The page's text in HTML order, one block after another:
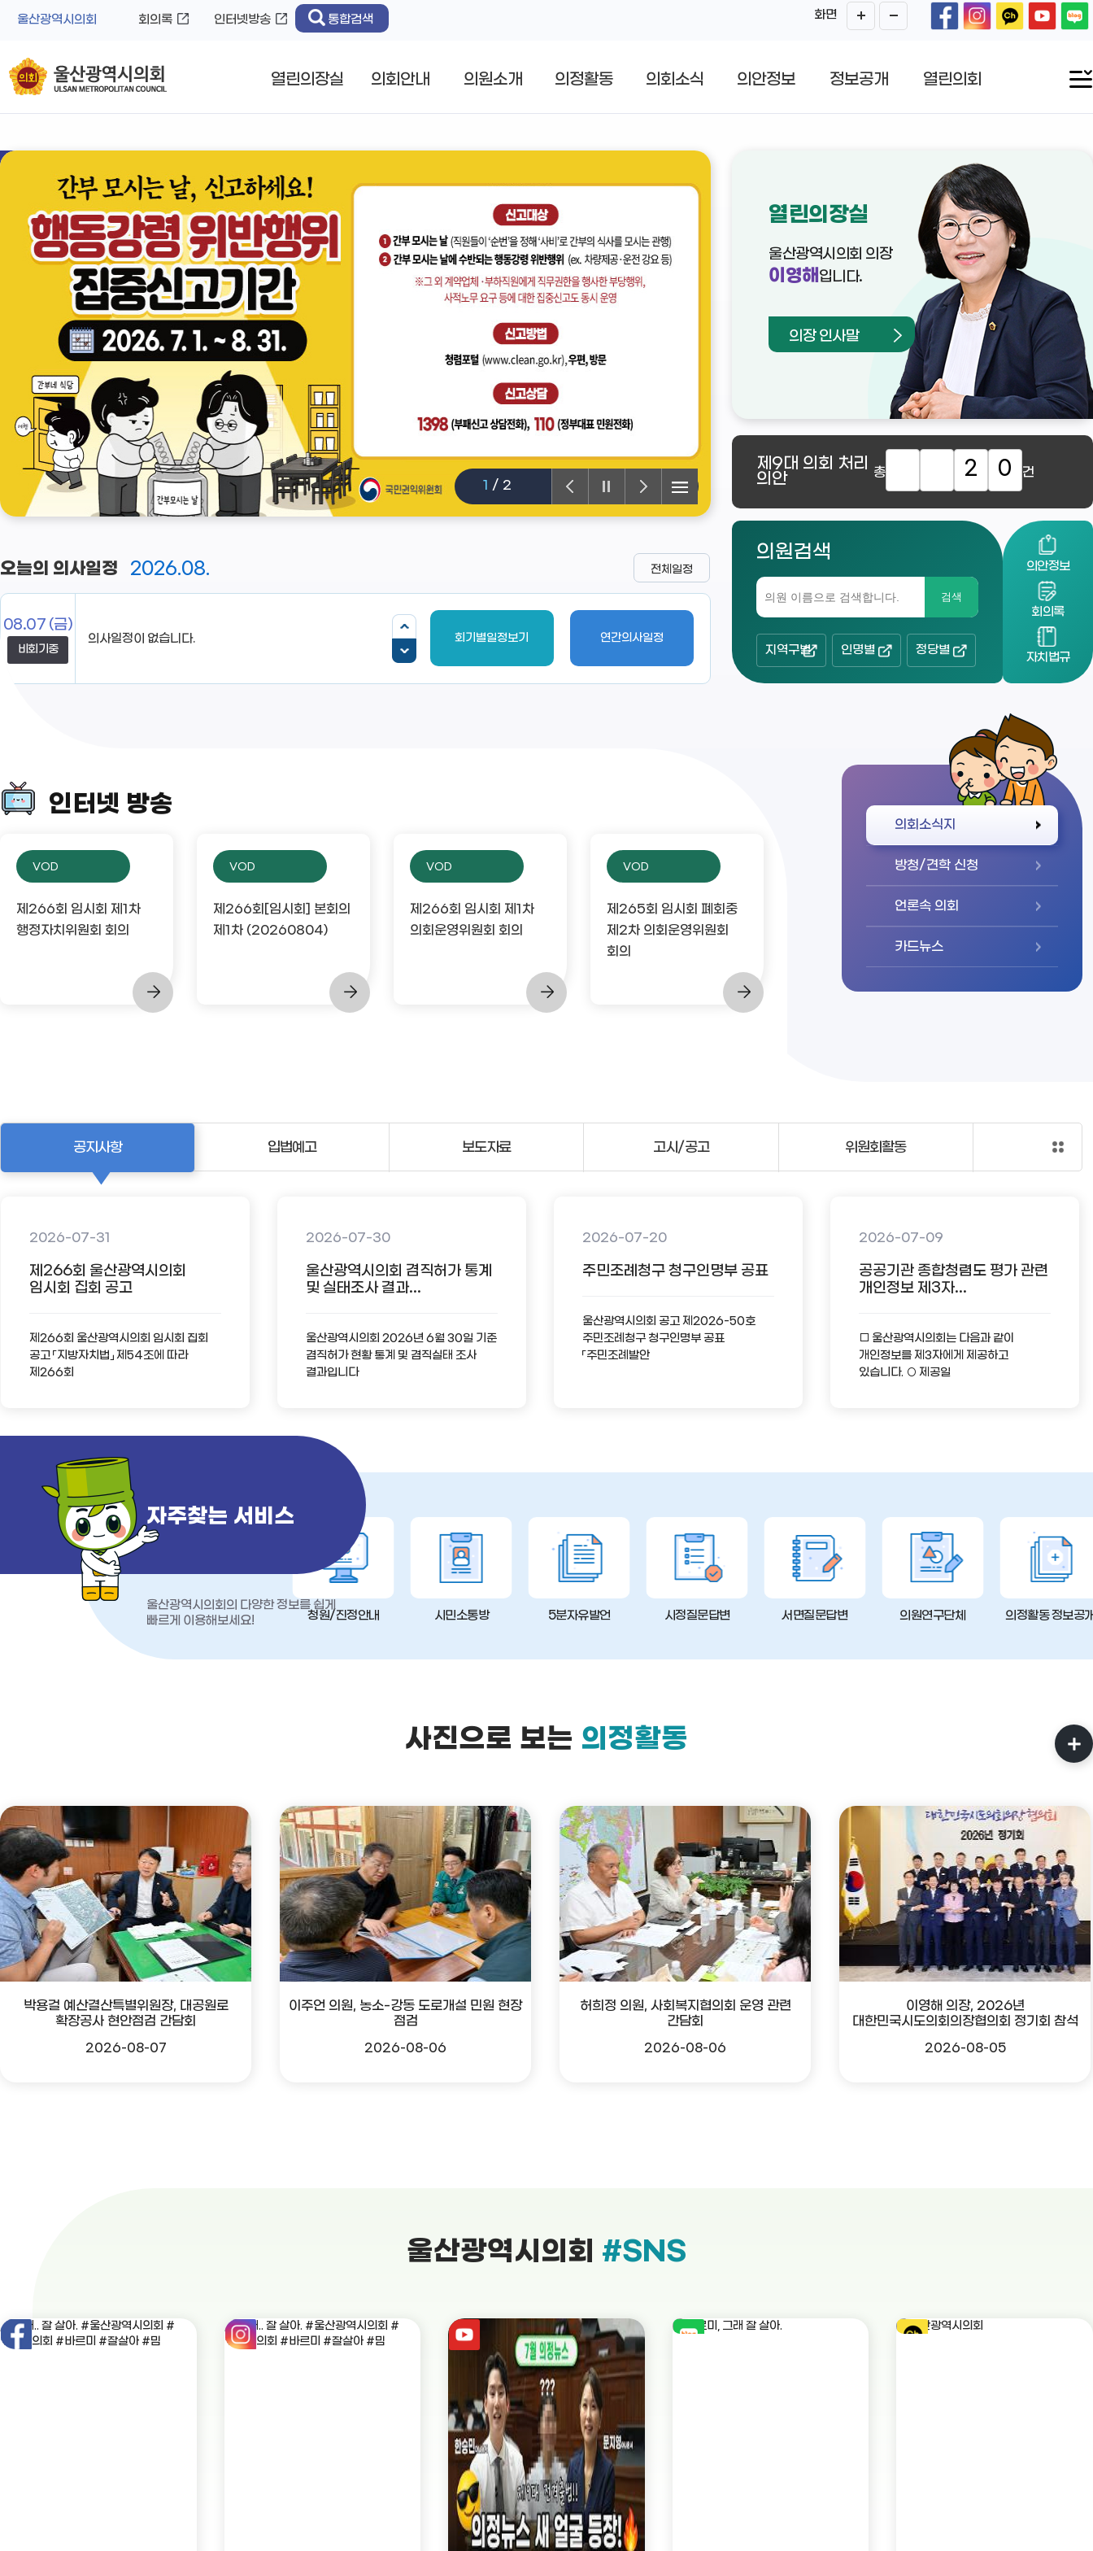
울산광역시의회 회의록 인터넷방송 통합검색 화면
열린의장실 의회안내 의원소개 의정활동 의회소식 의안정보 정보공개 열린의회
1 / 2
열린의장실
울산광역시의회 의장
이영해 입니다.
의장 인사말
제9대 의회 처리
의안 총 2 0 건
오늘의 의사일정 2026.08.
08.07 (금)
비회기중
회기별일정보기 연간의사일정
전체일정
의원검색
검색
지역구별 인명별 정당별
의안정보
회의록
자치법규
인터넷 방송
VOD
제266회 임시회 제1차
행정자치위원회 회의
VOD
제266회[임시회] 본회의
제1차 (20260804)
VOD
제266회 임시회 제1차
의회운영위원회 회의
VOD
제265회 임시회 폐회중
제2차 의회운영위원회
회의
의회소식지
방청/견학 신청
언론속 의회
카드뉴스
공지사항
2026-07-31
제266회 울산광역시의회
임시회 집회 공고
제266회 울산광역시의회 임시회 집회
공고 「지방자치법」 제54조에 따라
제266회
2026-07-30
울산광역시의회 겸직허가 통계
및 실태조사 결과...
울산광역시의회 2026년 6월 30일 기준
겸직허가 현황 통계 및 겸직실태 조사
결과입니다
2026-07-20
주민조례청구 청구인명부 공표
울산광역시의회 공고 제2026-50호
주민조례청구 청구인명부 공표
「주민조례발안
2026-07-09
공공기관 종합청렴도 평가 관련
개인정보 제3자...
□ 울산광역시의회는 다음과 같이
개인정보를 제3자에게 제공하고
있습니다. ○ 제공일
입법예고 보도자료 고시/공고 위원회활동
자주찾는 서비스
울산광역시의회의 다양한 정보를 쉽게
빠르게 이용해보세요!
청원/진정안내 시민소통방 5분자유발언 시정질문답변 서면질문답변 의원연구단체 의정활동 정보공
사진으로 보는 의정활동
박용걸 예산결산특별위원장, 대공원로
확장공사 현안점검 간담회
2026-08-07
이주언 의원, 농소-강동 도로개설 민원 현장
점검
2026-08-06
허희정 의원, 사회복지협의회 운영 관련
간담회
2026-08-06
이영해 의장, 2026년
대한민국시도의회의장협의회 정기회 참석
2026-08-05
울산광역시의회 #SNS